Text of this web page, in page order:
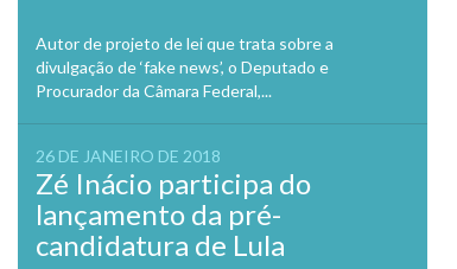
Autor de projeto de lei que trata sobre a
divulgação de ‘fake news’, o Deputado e
Procurador da Câmara Federal,...
26 DE JANEIRO DE 2018
Zé Inácio participa do
lançamento da pré-
candidatura de Lula